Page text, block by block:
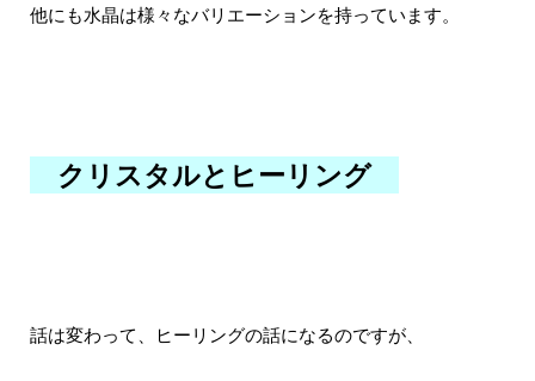
他にも水晶は様々なバリエーションを持っています。
クリスタルとヒーリング
話は変わって、ヒーリングの話になるのですが、